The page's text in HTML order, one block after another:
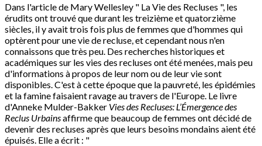
Dans l'article de Mary Wellesley " La Vie des Recluses ", les
érudits ont trouvé que durant les treizième et quatorzième
siècles, il y avait trois fois plus de femmes que d'hommes qui
optèrent pour une vie de recluse, et cependant nous n'en
connaissons que très peu. Des recherches historiques et
académiques sur les vies des recluses ont été menées, mais peu
d'informations à propos de leur nom ou de leur vie sont
disponibles. C'est à cette époque que la pauvreté, les épidémies
et la famine faisaient ravage au travers de l'Europe. Le livre
d'Anneke Mulder-Bakker Vies des Recluses: L’Émergence des
Reclus Urbainsaffirme que beaucoup de femmes ont décidé de
devenir des recluses après que leurs besoins mondains aient été
épuisés. Elle a écrit : "